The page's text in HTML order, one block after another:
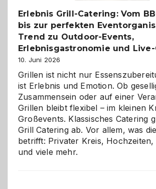
Erlebnis Grill-Catering: Vom
bis zur perfekten
Trend zu Outdoor-Events,
Erlebnisgastronomie und
10. Juni 2026
Grillen ist nicht nur
ist Erlebnis und Emotion. Ob
Zusammensein oder auf einer
Grillen bleibt flexibel – im kleinen
Großevents. Klassisches Catering
Grill Catering ab. Vor allem, was
betrifft: Privater Kreis,
und viele mehr.